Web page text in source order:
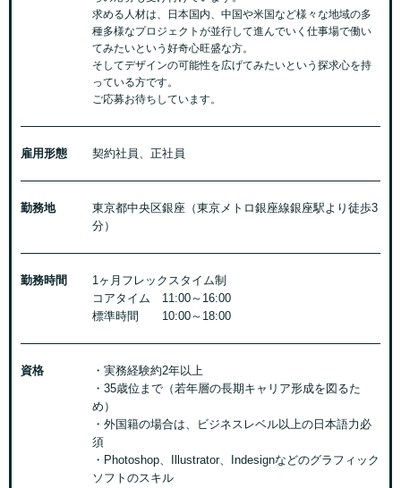
求める人材は、日本国内、中国や米国など様々な地域の多
種多様なプロジェクトが並行して進んでいく仕事場で働い
てみたいという好奇心旺盛な方。
そしてデザインの可能性を広げてみたいという探求心を持
っている方です。
ご応募お待ちしています。
雇用形態 契約社員、正社員
勤務地
東京都中央区銀座（東京メトロ銀座線銀座駅より徒歩3
分）
勤務時間
1ヶ月フレックスタイム制
コアタイム 11:00～16:00
標準時間 10:00～18:00
資格
・実務経験約2年以上
・35歳位まで（若年層の長期キャリア形成を図るた
め）
・外国籍の場合は、ビジネスレベル以上の日本語力必
須
・Photoshop、Illustrator、Indesignなどのグラフィック
ソフトのスキル